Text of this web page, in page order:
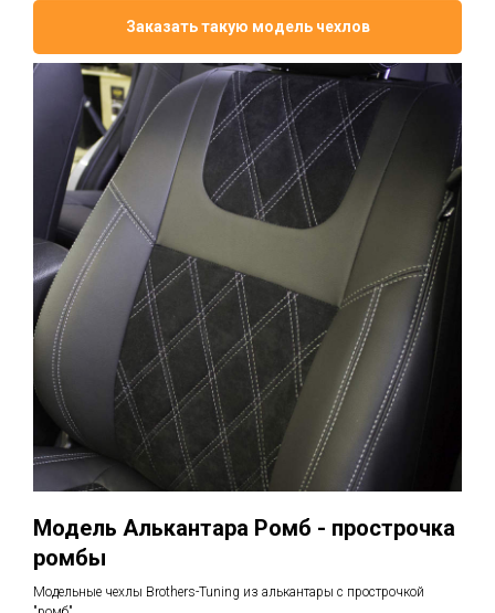
Заказать такую модель чехлов
Модель Алькантара Ромб - прострочка
ромбы
Модельные чехлы Brothers-Tuning из алькантары с прострочкой